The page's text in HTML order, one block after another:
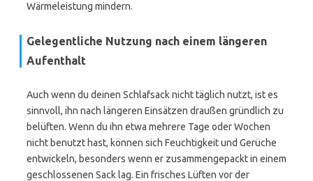
Wärmeleistung mindern.
Gelegentliche Nutzung nach einem längeren
Aufenthalt
Auch wenn du deinen Schlafsack nicht täglich nutzt, ist es
sinnvoll, ihn nach längeren Einsätzen draußen gründlich zu
belüften. Wenn du ihn etwa mehrere Tage oder Wochen
nicht benutzt hast, können sich Feuchtigkeit und Gerüche
entwickeln, besonders wenn er zusammengepackt in einem
geschlossenen Sack lag. Ein frisches Lüften vor der